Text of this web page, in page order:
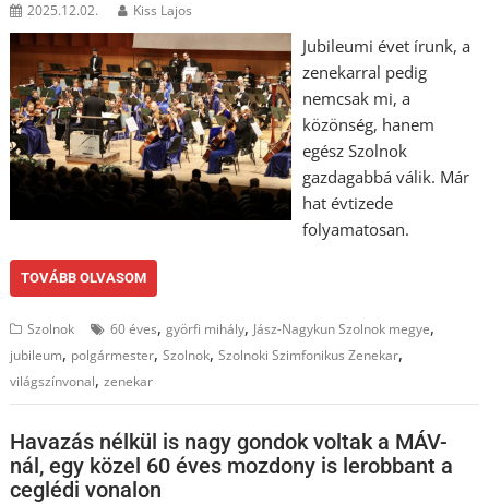
2025.12.02. Kiss Lajos
Jubileumi évet írunk, a
zenekarral pedig
nemcsak mi, a
közönség, hanem
egész Szolnok
gazdagabbá válik. Már
hat évtizede
folyamatosan.
TOVÁBB OLVASOM
Szolnok 60 éves,györfi mihály, Jász-Nagykun Szolnok megye,
jubileum, polgármester,Szolnok,Szolnoki Szimfonikus Zenekar,
világszínvonal,zenekar
Havazás nélkül is nagy gondok voltak a MÁV-
nál, egy közel 60 éves mozdony is lerobbant a
ceglédi vonalon